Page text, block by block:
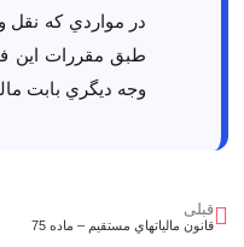
طبق مقررات اين
وجه ديگري بابت
قبلی
قانون مالياتهاي مستقيم – ماده 75